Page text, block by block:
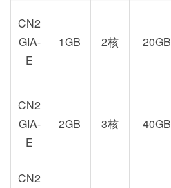
CN2
GIA-
E
1GB 2核 20GB
CN2
GIA-
E
2GB 3核 40GB
CN2